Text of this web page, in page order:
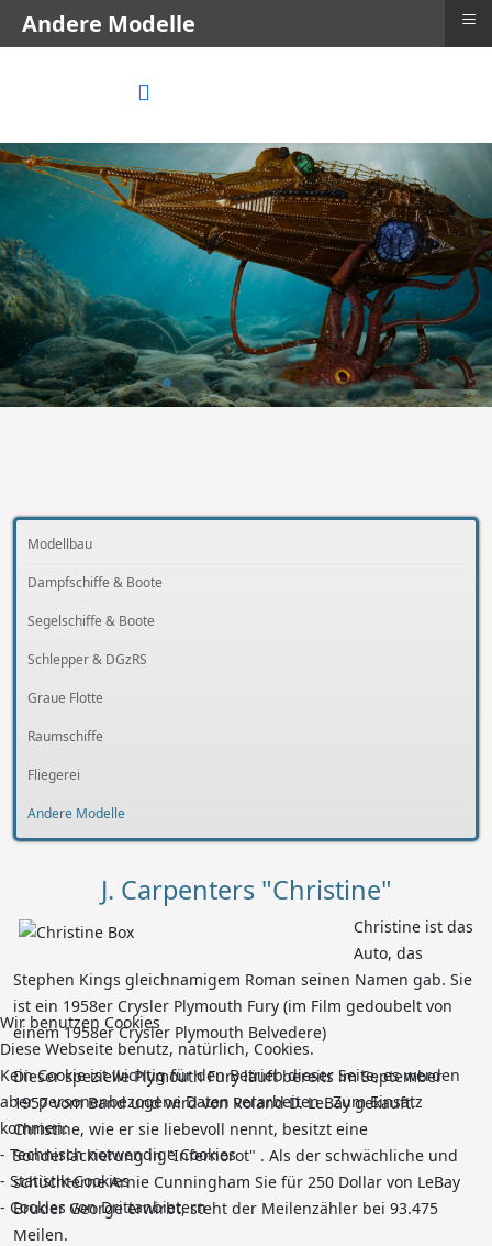
Modellbau
Dampfschiffe & Boote
Segelschiffe & Boote
Schlepper & DGzRS
Graue Flotte
Raumschiffe
Fliegerei
Andere Modelle
J. Carpenters "Christine"
Christine ist das
Auto, das
Stephen Kings gleichnamigem Roman seinen Namen gab. Sie
ist ein 1958er Crysler Plymouth Fury (im Film gedoubelt von
einem 1958er Crysler Plymouth Belvedere)
Dieser spezielle Plymouth Fury läuft bereits im September
1957 vom Band und wird von Roland D. LeBay gekauft.
Christine, wie er sie liebevoll nennt, besitzt eine
Sonderlackierung in "Infernorot" . Als der schwächliche und
schüchterne Arnie Cunningham Sie für 250 Dollar von LeBay
Bruder George erwirbt, steht der Meilenzähler bei 93.475
Meilen.
Wir benutzen Cookies
Diese Webseite benutz, natürlich, Cookies.
Kein Cookie ist wichtig für den Betrieb dieser Seite, es werden
aber personenbezogene Daten verarbeiten . Zum Einsatz
kommen:
- Technisch notwendige Cookies
- Statistik-Cookies
- Cookies von Drittanbietern
Andere Modelle ≡